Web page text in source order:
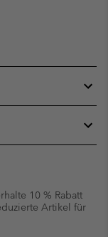
10 % Rabatt
Artikel für